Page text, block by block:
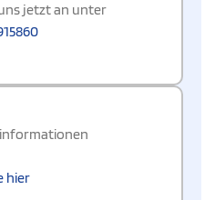
jetzt an unter
hier